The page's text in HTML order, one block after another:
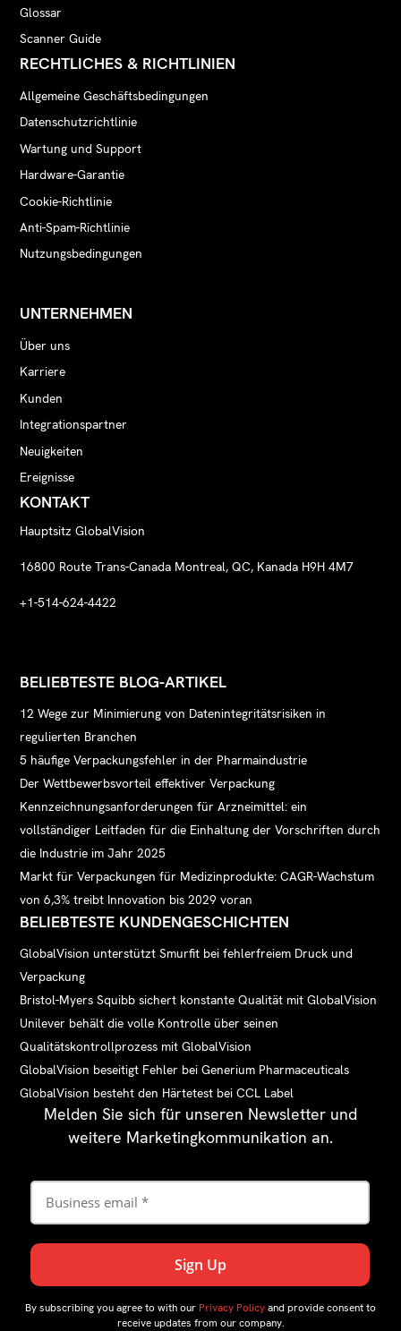
Glossar
Scanner Guide
RECHTLICHES & RICHTLINIEN
Allgemeine Geschäftsbedingungen
Datenschutzrichtlinie
Wartung und Support
Hardware-Garantie
Cookie-Richtlinie
Anti-Spam-Richtlinie
Nutzungsbedingungen
UNTERNEHMEN
Über uns
Karriere
Kunden
Integrationspartner
Neuigkeiten
Ereignisse
KONTAKT
Hauptsitz GlobalVision
16800 Route Trans-Canada Montreal, QC, Kanada H9H 4M7
+1-514-624-4422
BELIEBTESTE BLOG-ARTIKEL
12 Wege zur Minimierung von Datenintegritätsrisiken in
regulierten Branchen
5 häufige Verpackungsfehler in der Pharmaindustrie
Der Wettbewerbsvorteil effektiver Verpackung
Kennzeichnungsanforderungen für Arzneimittel: ein
vollständiger Leitfaden für die Einhaltung der Vorschriften durch
die Industrie im Jahr 2025
Markt für Verpackungen für Medizinprodukte: CAGR-Wachstum
von 6,3% treibt Innovation bis 2029 voran
BELIEBTESTE KUNDENGESCHICHTEN
GlobalVision unterstützt Smurfit bei fehlerfreiem Druck und
Verpackung
Bristol-Myers Squibb sichert konstante Qualität mit GlobalVision
Unilever behält die volle Kontrolle über seinen
Qualitätskontrollprozess mit GlobalVision
GlobalVision beseitigt Fehler bei Generium Pharmaceuticals
GlobalVision besteht den Härtetest bei CCL Label
Melden Sie sich für unseren Newsletter und
weitere Marketingkommunikation an.
By subscribing you agree to with our Privacy Policyand provide consent to
receive updates from our company.